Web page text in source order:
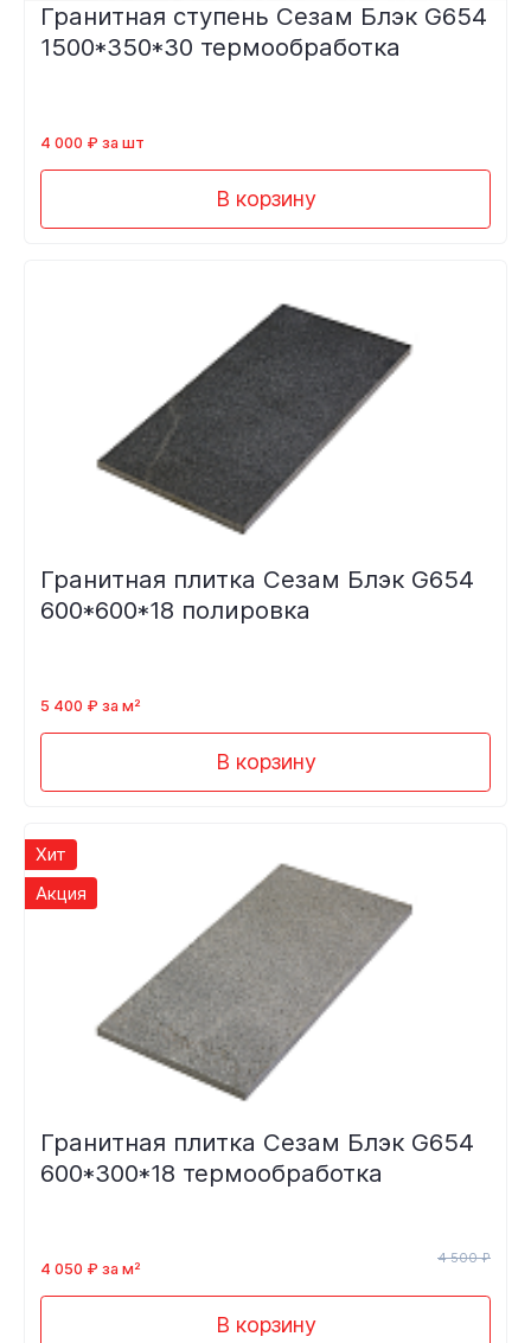
Гранитная ступень Сезам Блэк G654
1500*350*30 термообработка
4 000 ₽ за шт
В корзину
Гранитная плитка Сезам Блэк G654
600*600*18 полировка
5 400 ₽ за м²
В корзину
Хит
Акция
Гранитная плитка Сезам Блэк G654
600*300*18 термообработка
4 050 ₽ за м²
4 500 ₽
В корзину